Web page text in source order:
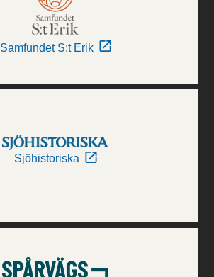
Samfundet S:t Erik
Sjöhistoriska